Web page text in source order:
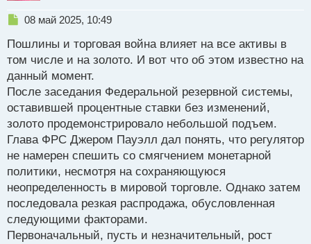
Н
п
р
ч
и
т
а
н
н
ы
й
о
с
т
08 май 2025, 10:49
Пошлины и торговая война влияет на все активы в
том числе и на золото. И вот что об этом известно на
данный момент.
После заседания Федеральной резервной системы,
оставившей процентные ставки без изменений,
золото продемонстрировало небольшой подъем.
Глава ФРС Джером Пауэлл дал понять, что регулятор
не намерен спешить со смягчением монетарной
политики, несмотря на сохраняющуюся
неопределенность в мировой торговле. Однако затем
последовала резкая распродажа, обусловленная
следующими факторами.
Первоначальный, пусть и незначительный, рост